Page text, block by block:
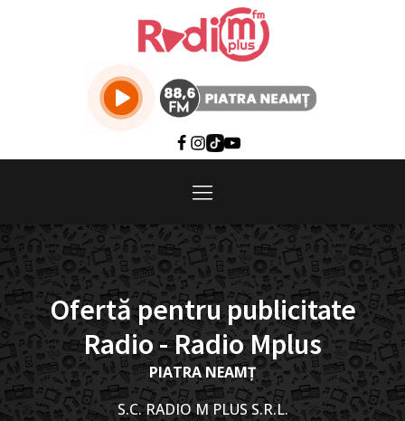
Ofertă pentru publicitate
Radio - Radio Mplus
PIATRA NEAMȚ
S.C. RADIO M PLUS S.R.L.